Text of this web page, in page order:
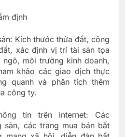
định
Kích thước thửa đất, công
xác định vị trí tài sản tọa
môi trường kinh doanh,
khảo các giao dịch thực
quanh và phân tích thêm
công ty.
tin trên internet: Các
sản, các trang mua bán bất